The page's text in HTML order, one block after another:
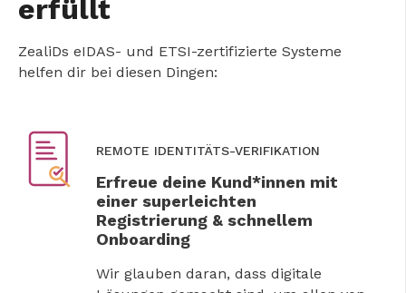
erfüllt
ZealiDs eIDAS- und ETSI-zertifizierte Systeme
helfen dir bei diesen Dingen:
REMOTE IDENTITÄTS-VERIFIKATION
Erfreue deine Kund*innen mit
einer superleichten
Registrierung & schnellem
Onboarding
Wir glauben daran, dass digitale